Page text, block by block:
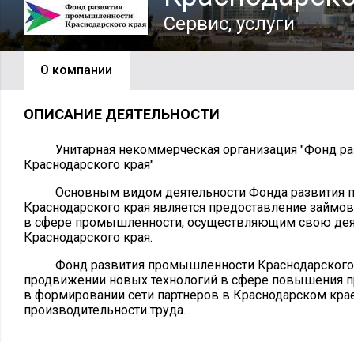
Сервис, услуги
О компании
ОПИСАНИЕ ДЕЯТЕЛЬНОСТИ
Унитарная некоммерческая организация "Фонд
Краснодарского края"
Основным видом деятельности Фонда развития
Краснодарского края является предоставление
в сфере промышленности, осуществляющим свою
Краснодарского края.
Фонд развития промышленности Краснодарского
продвижении новых технологий в сфере повышения
в формировании сети партнеров в Краснодарском
производительности труда.